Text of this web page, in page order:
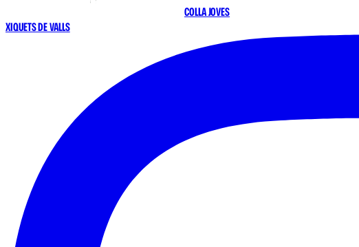
COLLA JOVES
XIQUETS DE VALLS